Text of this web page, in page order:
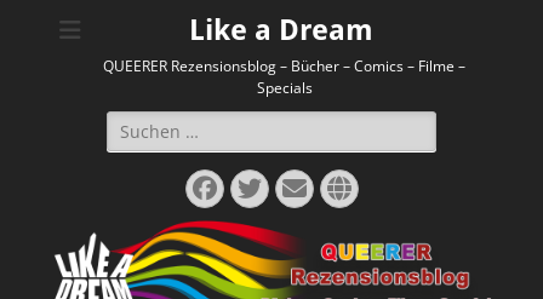
Like a Dream
QUEERER Rezensionsblog – Bücher – Comics – Filme –
Specials
Suchen
nach:
Facebook
Twitter
E-
Mail
Website